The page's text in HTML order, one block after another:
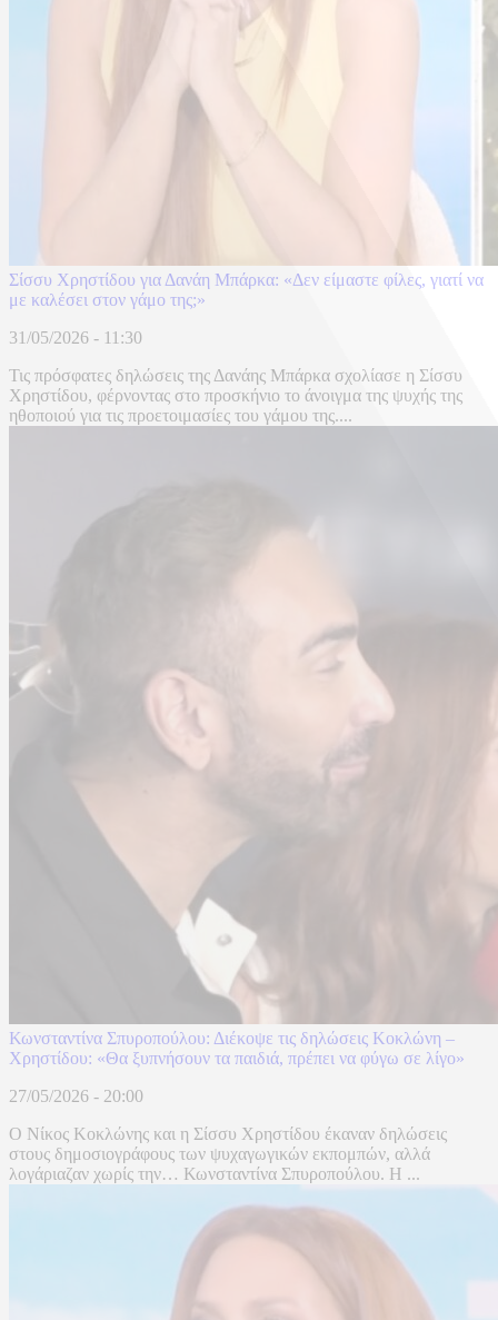
Σίσσυ Χρηστίδου για Δανάη Μπάρκα: «Δεν είμαστε φίλες, γιατί να
με καλέσει στον γάμο της;»
31/05/2026 - 11:30
Τις πρόσφατες δηλώσεις της Δανάης Μπάρκα σχολίασε η Σίσσυ
Χρηστίδου, φέρνοντας στο προσκήνιο το άνοιγμα της ψυχής της
ηθοποιού για τις προετοιμασίες του γάμου της....
Κωνσταντίνα Σπυροπούλου: Διέκοψε τις δηλώσεις Κοκλώνη –
Χρηστίδου: «Θα ξυπνήσουν τα παιδιά, πρέπει να φύγω σε λίγο»
27/05/2026 - 20:00
Ο Νίκος Κοκλώνης και η Σίσσυ Χρηστίδου έκαναν δηλώσεις
στους δημοσιογράφους των ψυχαγωγικών εκπομπών, αλλά
λογάριαζαν χωρίς την… Κωνσταντίνα Σπυροπούλου. Η ...